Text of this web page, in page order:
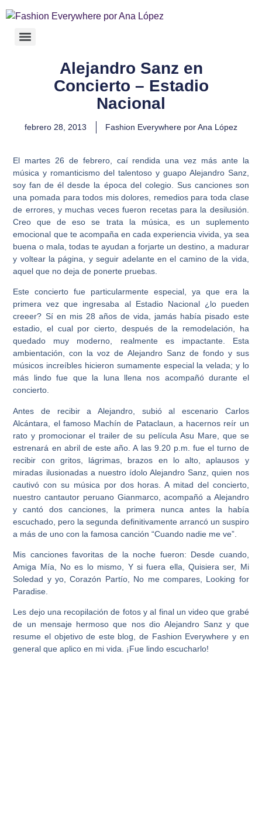
Alejandro Sanz en
Concierto – Estadio
Nacional
febrero 28, 2013 Fashion Everywhere por Ana López
El martes 26 de febrero, caí rendida una vez más ante la
música y romanticismo del talentoso y guapo Alejandro Sanz,
soy fan de él desde la época del colegio. Sus canciones son
una pomada para todos mis dolores, remedios para toda clase
de errores, y muchas veces fueron recetas para la desilusión.
Creo que de eso se trata la música, es un suplemento
emocional que te acompaña en cada experiencia vivida, ya sea
buena o mala, todas te ayudan a forjarte un destino, a madurar
y voltear la página, y seguir adelante en el camino de la vida,
aquel que no deja de ponerte pruebas.
Este concierto fue particularmente especial, ya que era la
primera vez que ingresaba al Estadio Nacional ¿lo pueden
creeer? Sí en mis 28 años de vida, jamás había pisado este
estadio, el cual por cierto, después de la remodelación, ha
quedado muy moderno, realmente es impactante. Esta
ambientación, con la voz de Alejandro Sanz de fondo y sus
músicos increíbles hicieron sumamente especial la velada; y lo
más lindo fue que la luna llena nos acompañó durante el
concierto.
Antes de recibir a Alejandro, subió al escenario Carlos
Alcántara, el famoso Machín de Pataclaun, a hacernos reír un
rato y promocionar el trailer de su película Asu Mare, que se
estrenará en abril de este año. A las 9.20 p.m. fue el turno de
recibir con gritos, lágrimas, brazos en lo alto, aplausos y
miradas ilusionadas a nuestro ídolo Alejandro Sanz, quien nos
cautivó con su música por dos horas. A mitad del concierto,
nuestro cantautor peruano Gianmarco, acompañó a Alejandro
y cantó dos canciones, la primera nunca antes la había
escuchado, pero la segunda definitivamente arrancó un suspiro
a más de uno con la famosa canción “Cuando nadie me ve”.
Mis canciones favoritas de la noche fueron: Desde cuando,
Amiga Mía, No es lo mismo, Y si fuera ella, Quisiera ser, Mi
Soledad y yo, Corazón Partío, No me compares, Looking for
Paradise.
Les dejo una recopilación de fotos y al final un video que grabé
de un mensaje hermoso que nos dio Alejandro Sanz y que
resume el objetivo de este blog, de Fashion Everywhere y en
general que aplico en mi vida. ¡Fue lindo escucharlo!